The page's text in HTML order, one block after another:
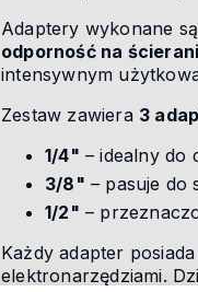
Adaptery wykonane
odporność na
intensywnym
Zestaw zawiera 3
1/4" – idealny do
3/8" – pasuje do
1/2" –
Każdy adapter posiada
elektronarzędziami.